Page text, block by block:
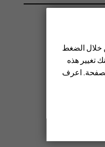
خلال الضغط
تغيير هذه
اعرف